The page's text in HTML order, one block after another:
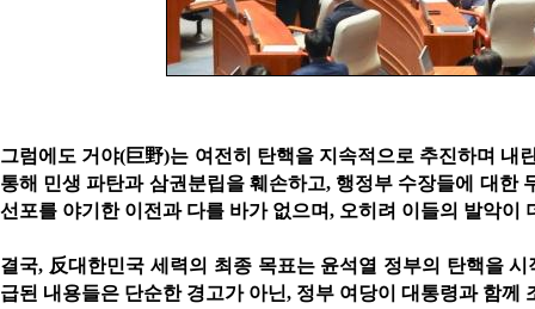
그럼에도 거야(巨野)는 여전히 탄핵을 지속적으로 추진하며 내
통해 민생 파탄과 삼권분립을 훼손하고, 행정부 수장들에 대한
선포를 야기한 이전과 다를 바가 없으며, 오히려 이들의 발악이
결국, 反대한민국 세력의 최종 목표는 윤석열 정부의 탄핵을
급된 내용들은 단순한 경고가 아닌, 정부 여당이 대통령과 함께